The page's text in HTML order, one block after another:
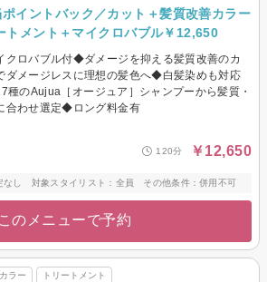
イントバック／カット＋髪質改善カラー
メント＋マイクロバブル￥12,650
ロバブル付◆ダメージを抑える髪質改善のカ
ダメージレスに理想の髪色へ◆白髪染めも対応
種のAujua［オージュア］シャンプーから髪質・
合わせ選定◆ロング料金有
120分 ￥12,650
なし 対象スタイリスト：全員 その他条件：併用不可
このメニューで予約
ラー トリートメント